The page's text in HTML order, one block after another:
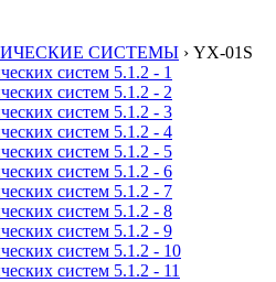
СИСТЕМЫ › YX-01S